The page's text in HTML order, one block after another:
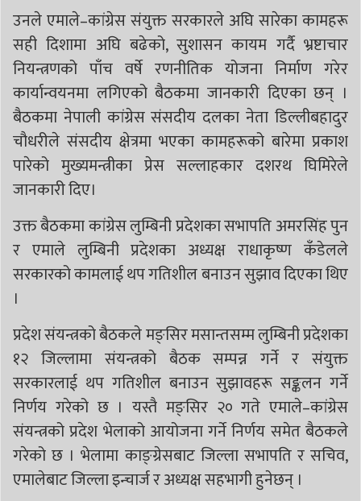
उनले एमाले–कांग्रेस संयुक्त सरकारले अघि सारेका कामहरू
सही दिशामा अघि बढेको, सुशासन कायम गर्दै भ्रष्टाचार
नियन्त्रणको पाँच वर्षे रणनीतिक योजना निर्माण गरेर
कार्यान्वयनमा लगिएको बैठकमा जानकारी दिएका छन् ।
बैठकमा नेपाली कांग्रेस संसदीय दलका नेता डिल्लीबहादुर
चौधरीले संसदीय क्षेत्रमा भएका कामहरूको बारेमा प्रकाश
पारेको मुख्यमन्त्रीका प्रेस सल्लाहकार दशरथ घिमिरेले
जानकारी दिए।
उक्त बैठकमा कांग्रेस लुम्बिनी प्रदेशका सभापति अमरसिंह पुन
र एमाले लुम्बिनी प्रदेशका अध्यक्ष राधाकृष्ण कँडेलले
सरकारको कामलाई थप गतिशील बनाउन सुझाव दिएका थिए
।
प्रदेश संयन्त्रको बैठकले मङ्सिर मसान्तसम्म लुम्बिनी प्रदेशका
१२ जिल्लामा संयन्त्रको बैठक सम्पन्न गर्ने र संयुक्त
सरकारलाई थप गतिशील बनाउन सुझावहरू सङ्कलन गर्ने
निर्णय गरेको छ । यस्तै मङ्सिर २० गते एमाले–कांग्रेस
संयन्त्रको प्रदेश भेलाको आयोजना गर्ने निर्णय समेत बैठकले
गरेको छ । भेलामा काङ्ग्रेसबाट जिल्ला सभापति र सचिव,
एमालेबाट जिल्ला इन्चार्ज र अध्यक्ष सहभागी हुनेछन् ।